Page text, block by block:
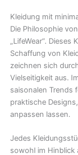
Kleidung mit
Die Philosophie
„LifeWear“.
Schaffung von
zeichnen sich
Vielseitigkeit aus.
saisonalen Trends
praktische
anpassen lassen.
Jedes
sowohl im Hinblick